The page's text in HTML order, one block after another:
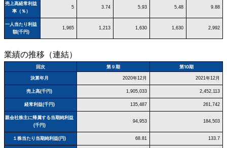
売上高経常利益
率（％）
5 3.74 5.93 5.48 9.88
一人当たり利益
額(千円)
1,965 1,213 1,630 1,630 2,992
業績の推移（連結）
回次 第９期 第10期
決算年月 2020年12月 2021年12月
売上高(千円) 1,905,033 2,452,113
経常利益(千円) 135,487 261,742
親会社株主に帰属する当期純利益
(千円)
94,953 184,503
１株当たり当期純利益(円) 68.81 133.7